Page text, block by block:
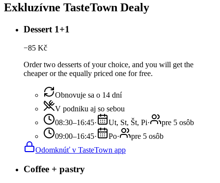
Exkluzívne TasteTown Dealy
Dessert 1+1
−85 Kč
Order two desserts of your choice, and you will get the
cheaper or the equally priced one for free.
Obnovuje sa o 14 dní
V podniku aj so sebou
08:30–16:45· Ut, St, Št, Pi·
pre 5 osôb
09:00–16:45· Po·
pre 5 osôb
Odomknúť v TasteTown app
Coffee + pastry